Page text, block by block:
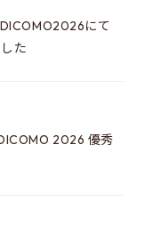
にて
た
2026 優秀